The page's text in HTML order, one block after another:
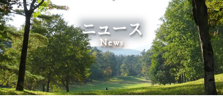
ニュース
News